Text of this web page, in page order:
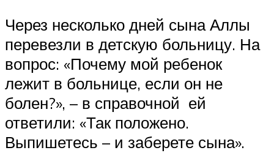
Через несколько дней сына Аллы
перевезли в детскую больницу. На
вопрос: «Почему мой ребенок
лежит в больнице, если он не
болен?», – в справочной ей
ответили: «Так положено.
Выпишетесь – и заберете сына».